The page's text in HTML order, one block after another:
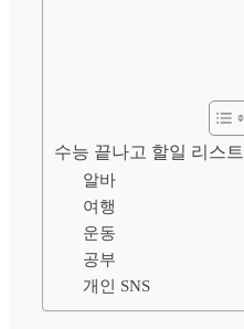
수능 끝나고 할일 리스트
알바
여행
운동
공부
개인 SNS